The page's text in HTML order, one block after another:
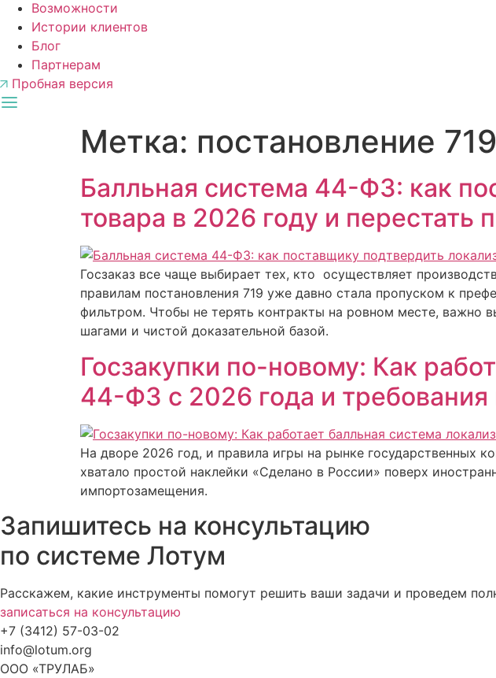
Возможности
Истории клиентов
Блог
Партнерам
Пробная версия
Метка: постановление
Балльная система 44-ФЗ: как
товара в 2026 году и перестать
Госзаказ все чаще выбирает тех, кто осуществляет
правилам постановления 719 уже давно стала пропуском к
фильтром. Чтобы не терять контракты на ровном месте, важно
шагами и чистой доказательной базой.
Госзакупки по-новому: Как
44-ФЗ с 2026 года и
На дворе 2026 год, и правила игры на рынке государственных
хватало простой наклейки «Сделано в России» поверх
импортозамещения.
Запишитесь на консультацию
по системе Лотум
Расскажем, какие инструменты помогут решить ваши задачи и проведем
записаться на консультацию
+7 (3412) 57-03-02
info@lotum.org
ООО «ТРУЛАБ»